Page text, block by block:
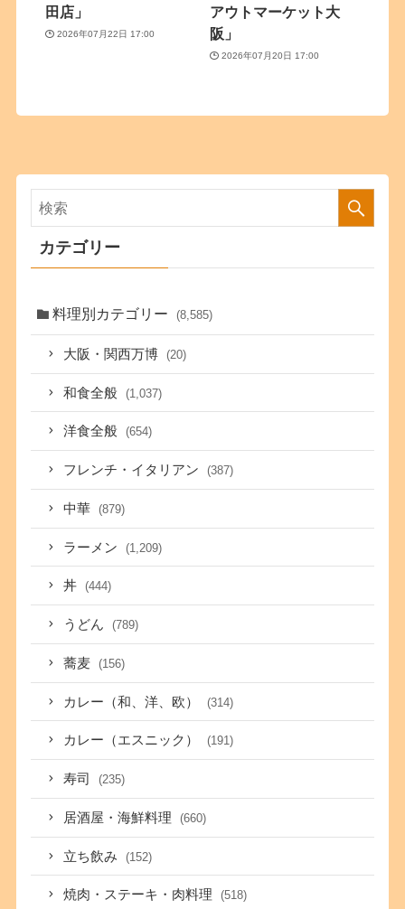
田店」
2026年07月22日 17:00
アウトマーケット大
阪」
2026年07月20日 17:00
カテゴリー
料理別カテゴリー (8,585)
大阪・関西万博 (20)
和食全般 (1,037)
洋食全般 (654)
フレンチ・イタリアン (387)
中華 (879)
ラーメン (1,209)
丼 (444)
うどん (789)
蕎麦 (156)
カレー（和、洋、欧） (314)
カレー（エスニック） (191)
寿司 (235)
居酒屋・海鮮料理 (660)
立ち飲み (152)
焼肉・ステーキ・肉料理 (518)